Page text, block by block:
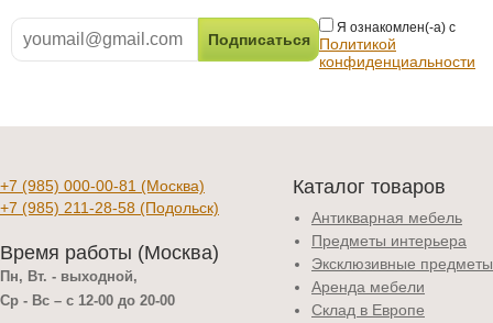
Я ознакомлен(-а) с
Политикой
конфиденциальности
+7 (985) 000-00-81 (Москва)
+7 (985) 211-28-58 (Подольск)
Время работы (Москва)
Пн, Вт. - выходной,
Ср - Вс – с 12-00 до 20-00
Каталог товаров
Антикварная мебель
Предметы интерьера
Эксклюзивные предметы
Аренда мебели
Склад в Европе